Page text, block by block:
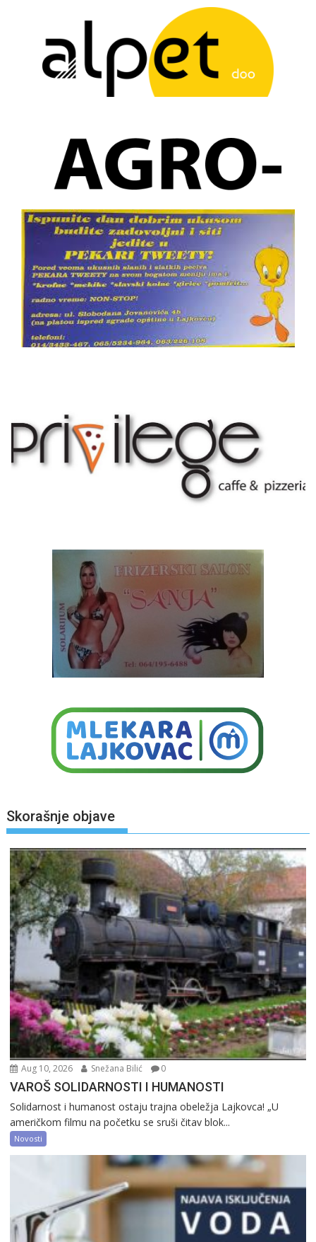
Skorašnje objave
Aug 10, 2026 Snežana Bilić 0
VAROŠ SOLIDARNOSTI I HUMANOSTI
Solidarnost i humanost ostaju trajna obeležja Lajkovca! „U
američkom filmu na početku se sruši čitav blok...
Novosti